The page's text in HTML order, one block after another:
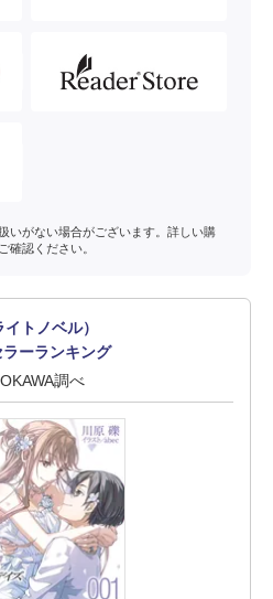
いがない場合がございます。詳しい購
確認ください。
トノベル）
ーランキング
調べ